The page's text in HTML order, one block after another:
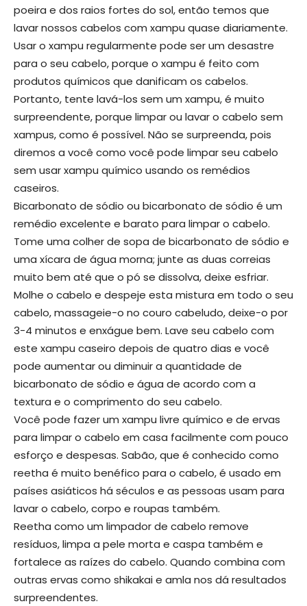
poeira e dos raios fortes do sol, então temos que
lavar nossos cabelos com xampu quase diariamente.
Usar o xampu regularmente pode ser um desastre
para o seu cabelo, porque o xampu é feito com
produtos químicos que danificam os cabelos.
Portanto, tente lavá-los sem um xampu, é muito
surpreendente, porque limpar ou lavar o cabelo sem
xampus, como é possível. Não se surpreenda, pois
diremos a você como você pode limpar seu cabelo
sem usar xampu químico usando os remédios
caseiros.
Bicarbonato de sódio ou bicarbonato de sódio é um
remédio excelente e barato para limpar o cabelo.
Tome uma colher de sopa de bicarbonato de sódio e
uma xícara de água morna; junte as duas correias
muito bem até que o pó se dissolva, deixe esfriar.
Molhe o cabelo e despeje esta mistura em todo o seu
cabelo, massageie-o no couro cabeludo, deixe-o por
3-4 minutos e enxágue bem. Lave seu cabelo com
este xampu caseiro depois de quatro dias e você
pode aumentar ou diminuir a quantidade de
bicarbonato de sódio e água de acordo com a
textura e o comprimento do seu cabelo.
Você pode fazer um xampu livre químico e de ervas
para limpar o cabelo em casa facilmente com pouco
esforço e despesas. Sabão, que é conhecido como
reetha é muito benéfico para o cabelo, é usado em
países asiáticos há séculos e as pessoas usam para
lavar o cabelo, corpo e roupas também.
Reetha como um limpador de cabelo remove
resíduos, limpa a pele morta e caspa também e
fortalece as raízes do cabelo. Quando combina com
outras ervas como shikakai e amla nos dá resultados
surpreendentes.